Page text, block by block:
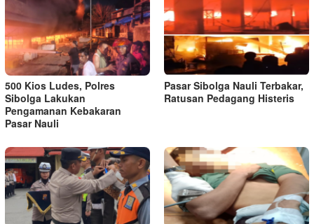
500 Kios Ludes, Polres
Sibolga Lakukan
Pengamanan Kebakaran
Pasar Nauli
Pasar Sibolga Nauli Terbakar,
Ratusan Pedagang Histeris